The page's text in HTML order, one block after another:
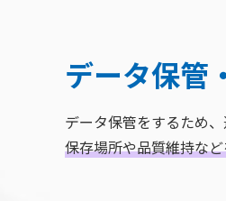
データ保管
データ保管をするため
保存場所や品質維持な